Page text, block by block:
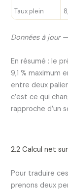
Taux plein
Données à jour
En résumé : le
9,1 % maximum
entre deux
c’est ce qui
rapproche d’un
2.2 Calcul net
Pour traduire
prenons deux